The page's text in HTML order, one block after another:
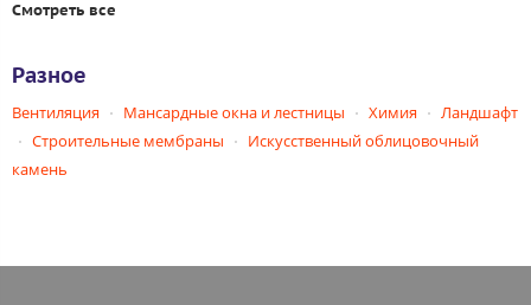
Смотреть все
Разное
Вентиляция Мансардные окна и лестницы Химия
Ландшафт
Строительные мембраны
Искусственный облицовочный
камень